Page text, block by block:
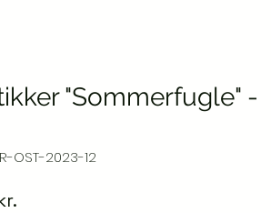
"Sommerfugle" -
OST-2023-12